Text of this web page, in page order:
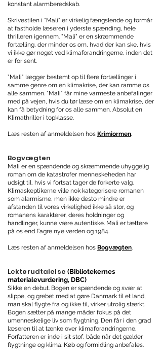
konstant alarmberedskab.
Skrivestilen i ”Mali” er virkelig fængslende og formår
at fastholde læseren i yderste spænding, hele
thrilleren igennem. ”Mali” er en skræmmende
fortælling, der minder os om, hvad der kan ske, hvis
vi ikke gør noget ved klimaforandringerne, inden det
er for sent.
”Mali” lægger bestemt op til flere fortællinger i
samme genre om en klimakrise, der kan ramme os
alle sammen. ”Mali” får mine varmeste anbefalinger
med på vejen, hvis du tør læse om en klimakrise, der
kan få betydning for os alle sammen. Absolut en
Klimathriller i topklasse.
Læs resten af anmeldelsen hos Krimiormen.
Bogvægten
Mali er en spændende og skræmmende uhyggelig
roman om de katastrofer menneskeheden har
udsigt til, hvis vi fortsat tager de forkerte valg.
Klimaskeptikerne ville nok kategorisere romanen
som alarmisme, men ikke desto mindre er
afstanden til vores virkelighed ikke så stor, og
romanens karakterer, deres holdninger og
handlinger, kunne være autentiske. Mali er tættere
på os end Fagre nye verden og 1984.
Læs resten af anmeldelsen hos Bogvægten.
Lektørudtalelse (Bibliotekernes
materialevurdering, DBC)
Sikke en debut. Bogen er spændende og svær at
slippe, og grebet med at gøre Danmark til et land,
man skal flygte fra og ikke til, virker utrolig stærkt.
Bogen sætter på mange måder fokus på det
umenneskelige liv som flygtning. Den får i den grad
læseren til at tænke over klimaforandringerne.
Forfatteren er inde i sit stof, både når det gælder
flygtninge og klima. Køb og formidling anbefales.